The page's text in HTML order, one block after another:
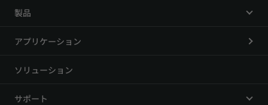
製品
アプリケーション
ソリューション
サポート